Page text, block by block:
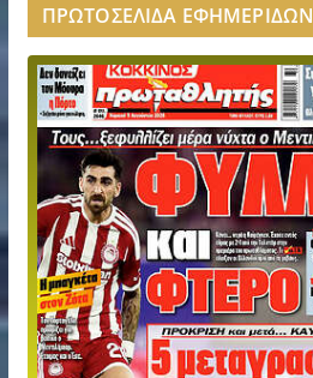
ΠΡΩΤΟΣΕΛΙΔΑ ΕΦΗΜΕΡΙΔΩΝ